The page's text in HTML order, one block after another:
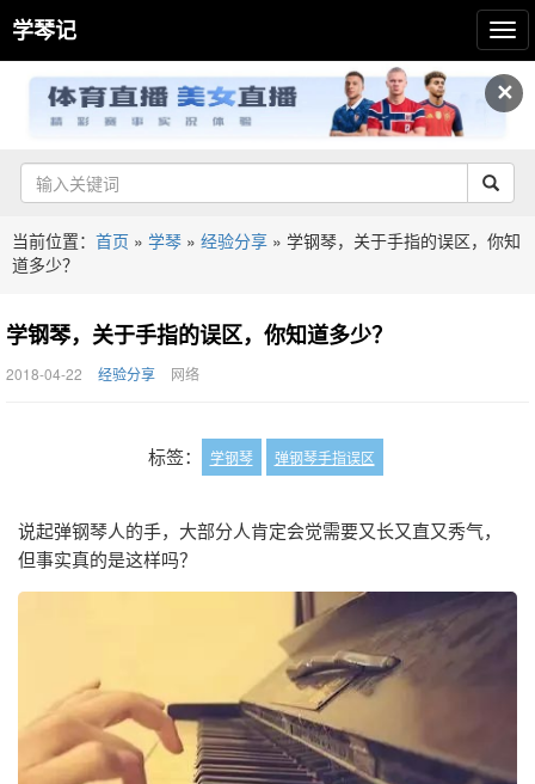
✕
学琴记
当前位置： 首页 » 学琴 » 经验分享 » 学钢琴，关于手指的误区，你知
道多少？
学钢琴，关于手指的误区，你知道多少？
2018-04-22 经验分享 网络
标签： 学钢琴 弹钢琴手指误区
说起弹钢琴人的手，大部分人肯定会觉需要又长又直又秀气，
但事实真的是这样吗？